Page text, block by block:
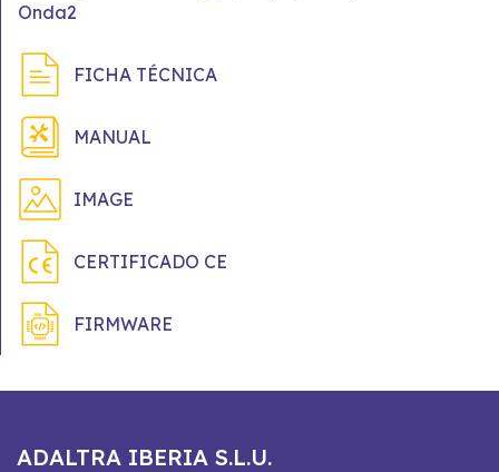
Onda2
FICHA TÉCNICA
MANUAL
IMAGE
CERTIFICADO CE
FIRMWARE
ADALTRA IBERIA S.L.U.